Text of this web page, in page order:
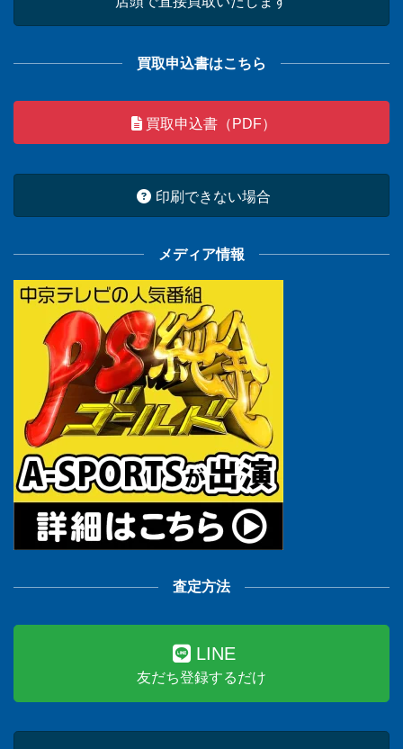
買取申込書はこちら
買取申込書（PDF）
印刷できない場合
メディア情報
査定方法
LINE
友だち登録するだけ